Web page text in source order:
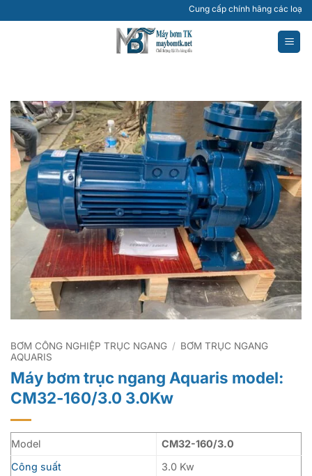
qua
Cung cấp chính hãng các loại máy
BƠM CÔNG NGHIỆP TRỤC NGANG / BƠM TRỤC NGANG
AQUARIS
Máy bơm trục ngang Aquaris model:
CM32-160/3.0 3.0Kw
Model
CM32-160/3.0
Công suất
3.0 Kw